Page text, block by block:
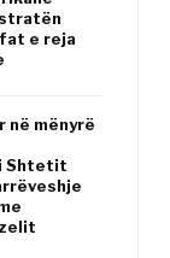
e reja
në mënyrë
Shtetit